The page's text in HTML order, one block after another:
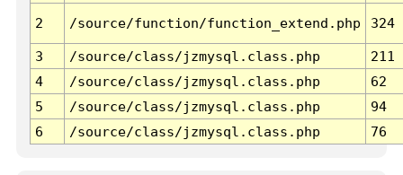
2 /source/function/function_extend.php 324
3 /source/class/jzmysql.class.php
211
4
/source/class/jzmysql.class.php
62
5
/source/class/jzmysql.class.php
94
6
/source/class/jzmysql.class.php 76